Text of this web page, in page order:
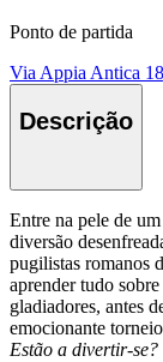
Ponto de partida
Via Appia Antica
Descrição
Entre na pele de
diversão
pugilistas romanos
aprender tudo
gladiadores, antes
emocionante
Estão a divertir-se?